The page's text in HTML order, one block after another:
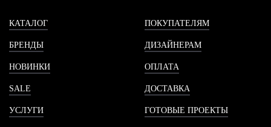
КАТАЛОГ
БРЕНДЫ
НОВИНКИ
SALE
УСЛУГИ
ПОКУПАТЕЛЯМ
ДИЗАЙНЕРАМ
ОПЛАТА
ДОСТАВКА
ГОТОВЫЕ ПРОЕКТЫ